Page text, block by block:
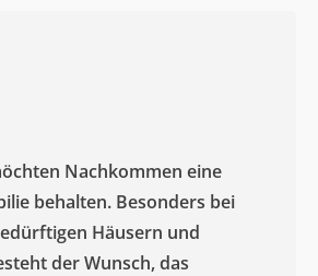
Nachkommen eine
behalten. Besonders bei
Häusern und
der Wunsch, das